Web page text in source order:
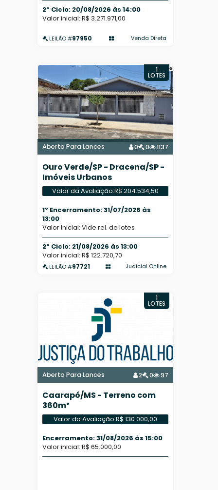
2º Ciclo: 20/08/2026 às 14:00
Valor inicial: R$ 3.271.971,00
LEILÃO #97950 Venda Direta
Aberto Para Lances 0 0 1137
1
LOTES
Ouro Verde/SP - Dracena/SP -
Imóveis Urbanos
Valor da Avaliação:R$ 204.534,50
1º Encerramento: 31/07/2026 às
13:00
Valor inicial: Vide rel. de lotes
2º Ciclo: 21/08/2026 às 13:00
Valor inicial: R$ 122.720,70
LEILÃO #97721 Judicial Online
Aberto Para Lances 2 0 97
1
LOTES
Caarapó/MS - Terreno com
360m²
Valor da Avaliação:R$ 130.000,00
Encerramento: 31/08/2026 às 15:00
Valor inicial: R$ 65.000,00